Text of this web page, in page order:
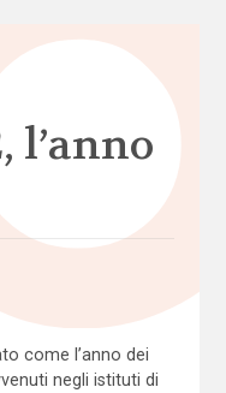
l’anno
come l’anno dei
negli istituti di